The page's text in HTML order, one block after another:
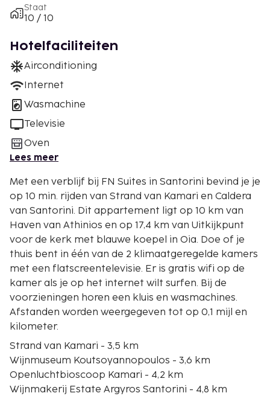
Staat
10 / 10
Hotelfaciliteiten
Airconditioning
Internet
Wasmachine
Televisie
Oven
Lees meer
Met een verblijf bij FN Suites in Santorini bevind je je
op 10 min. rijden van Strand van Kamari en Caldera
van Santorini. Dit appartement ligt op 10 km van
Haven van Athinios en op 17,4 km van Uitkijkpunt
voor de kerk met blauwe koepel in Oia. Doe of je
thuis bent in één van de 2 klimaatgeregelde kamers
met een flatscreentelevisie. Er is gratis wifi op de
kamer als je op het internet wilt surfen. Bij de
voorzieningen horen een kluis en wasmachines.
Afstanden worden weergegeven tot op 0,1 mijl en
kilometer.
Strand van Kamari - 3,5 km
Wijnmuseum Koutsoyannopoulos - 3,6 km
Openluchtbioscoop Kamari - 4,2 km
Wijnmakerij Estate Argyros Santorini - 4,8 km